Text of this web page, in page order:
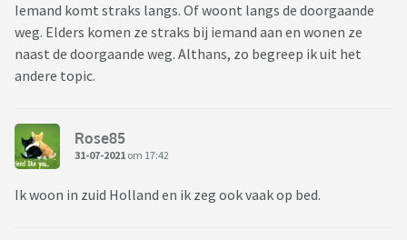
Iemand komt straks langs. Of woont langs de doorgaande
weg. Elders komen ze straks bij iemand aan en wonen ze
naast de doorgaande weg. Althans, zo begreep ik uit het
andere topic.
Rose85
31-07-2021 om 17:42
Ik woon in zuid Holland en ik zeg ook vaak op bed.